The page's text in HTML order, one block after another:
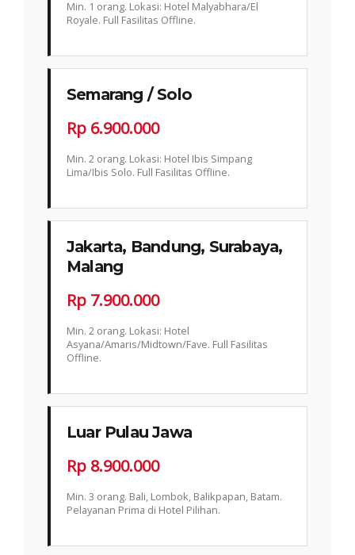
Min. 1 orang. Lokasi: Hotel Malyabhara/El
Royale. Full Fasilitas Offline.
Semarang / Solo
Rp 6.900.000
Min. 2 orang. Lokasi: Hotel Ibis Simpang
Lima/Ibis Solo. Full Fasilitas Offline.
Jakarta, Bandung, Surabaya,
Malang
Rp 7.900.000
Min. 2 orang. Lokasi: Hotel
Asyana/Amaris/Midtown/Fave. Full Fasilitas
Offline.
Luar Pulau Jawa
Rp 8.900.000
Min. 3 orang. Bali, Lombok, Balikpapan, Batam.
Pelayanan Prima di Hotel Pilihan.